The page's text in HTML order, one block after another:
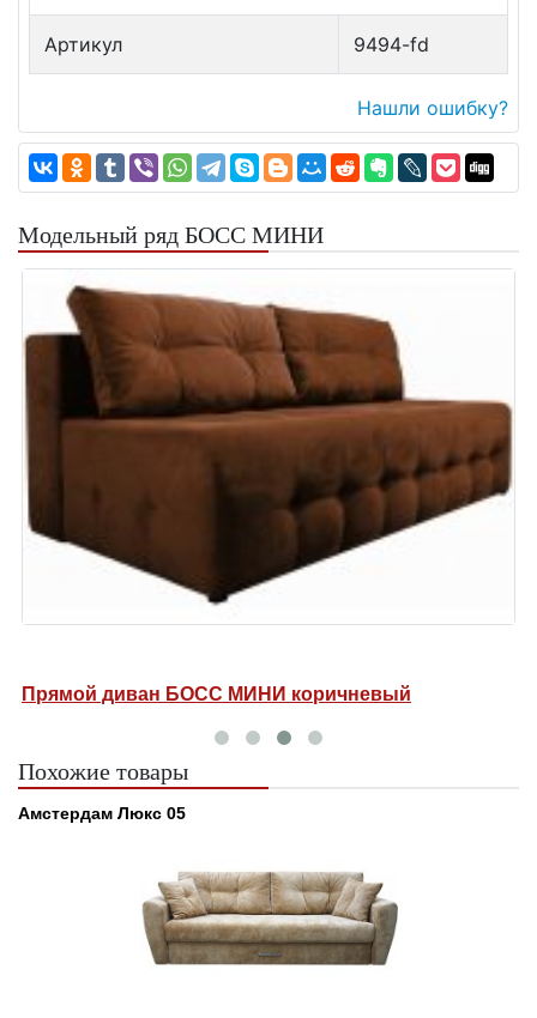
Артикул 9494-fd
Нашли ошибку?
Модельный ряд БОСС МИНИ
Прямой диван БОСС МИНИ коричневый
Похожие товары
Амстердам Люкс 05